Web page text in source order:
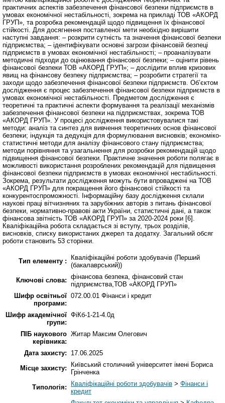
практичних аспектів забезпечення фінансової безпеки підприємств в
умовах економічної нестабільності, зокрема на прикладі ТОВ «АКОРД
ГРУП», та розробка рекомендацій щодо підвищення їх фінансової
стійкості. Для досягнення поставленої мети необхідно вирішити
наступні завдання: – розкрити сутність та значення фінансової безпеки
підприємства; – ідентифікувати основні загрози фінансовій безпеці
підприємств в умовах економічної нестабільності; – проаналізувати
методичні підходи до оцінювання фінансової безпеки; – оцінити рівень
фінансової безпеки ТОВ «АКОРД ГРУП»; – дослідити вплив кризових
явищ на фінансову безпеку підприємства; – розробити стратегії та
заходи щодо забезпечення фінансової безпеки підприємств. Об’єктом
дослідження є процес забезпечення фінансової безпеки підприємств в
умовах економічної нестабільності. Предметом дослідження є
теоретичні та практичні аспекти формування та реалізації механізмів
забезпечення фінансової безпеки на підприємствах, зокрема ТОВ
«АКОРД ГРУП». У процесі дослідження використовувалися такі
методи: аналіз та синтез для вивчення теоретичних основ фінансової
безпеки; індукція та дедукція для формулювання висновків; економіко-
статистичні методи для аналізу фінансового стану підприємства;
методи порівняння та узагальнення для розробки рекомендацій щодо
підвищення фінансової безпеки. Практичне значення роботи полягає в
можливості використання розроблених рекомендацій для підвищення
фінансової безпеки підприємств в умовах економічної нестабільності.
Зокрема, результати дослідження можуть бути впроваджені на ТОВ
«АКОРД ГРУП» для покращення його фінансової стійкості та
конкурентоспроможності. Інформаційну базу дослідження склали
наукові праці вітчизняних та зарубіжних авторів з питань фінансової
безпеки, нормативно-правові акти України, статистичні дані, а також
фінансова звітність ТОВ «АКОРД ГРУП» за 2020-2024 роки [6].
Кваліфікаційна робота складається зі вступу, трьох розділів,
висновків, списку використаних джерел та додатку. Загальний обсяг
роботи становить 53 сторінки.
Тип елементу :
Кваліфікаційні роботи здобувачів (Перший
(бакалаврський))
Ключові слова: фінансова безпека, фінансовий стан
підприємства,ТОВ «АКОРД ГРУП»
Шифр освітньої
програми:
072.00.01 Фінанси і кредит
Шифр академічної
групи:
ФіКб-1-21-4.0д
ПІБ наукового
керівника:
Житар Максим Олегович
Дата захисту:
17.06.2025
Місце захисту:
Київський столичний університет імені Бориса
Грінченка
Типологія:
Кваліфікаційні роботи здобувачів > Фінанси і
кредит